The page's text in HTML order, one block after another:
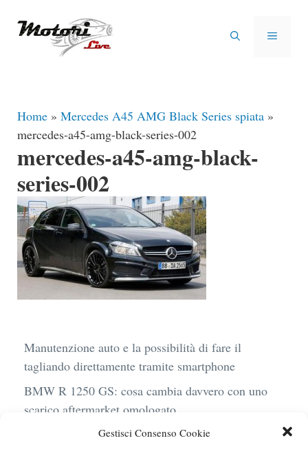
Gestisci Consenso Cookie
MENU
Home » Mercedes A45 AMG Black Series spiata »
mercedes-a45-amg-black-series-002
mercedes-a45-amg-black-
series-002
Manutenzione auto e la possibilità di fare il
tagliando direttamente tramite smartphone
BMW R 1250 GS: cosa cambia davvero con uno
scarico aftermarket omologato
Audi Q4 e-Tron 40 Business elettrica: mobilità